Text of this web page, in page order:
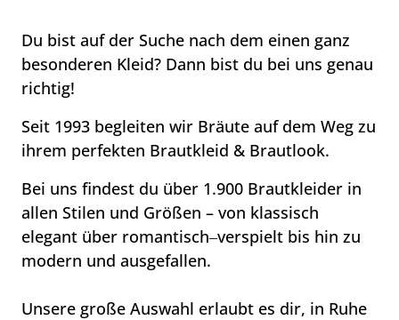
Du bist auf der Suche nach dem einen
besonderen Kleid? Dann bist du bei uns
richtig!
Seit 1993 begleiten wir Bräute auf dem Weg
ihrem perfekten Brautkleid & Brautlook.
Bei uns findest du über 1.900 Brautkleider
allen Stilen und Größen – von
elegant über romantisch‒verspielt bis hin
modern und ausgefallen.
Unsere große Auswahl erlaubt es dir, in